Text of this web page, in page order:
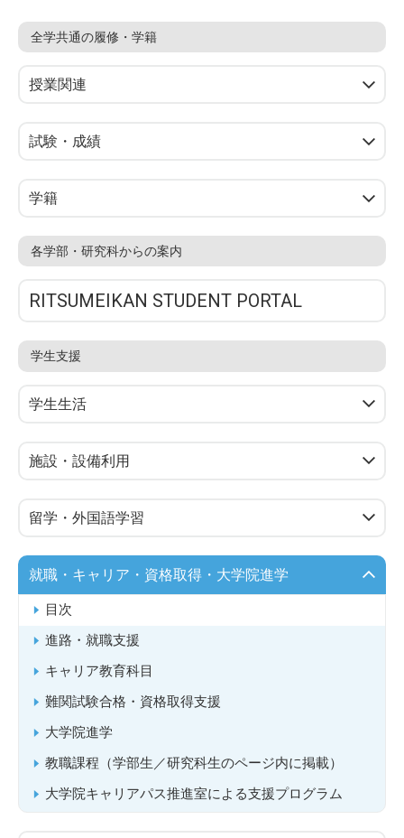
全学共通の履修・学籍
授業関連
試験・成績
学籍
各学部・研究科からの案内
RITSUMEIKAN STUDENT PORTAL
学生支援
学生生活
施設・設備利用
留学・外国語学習
就職・キャリア・資格取得・大学院進学
目次
進路・就職支援
キャリア教育科目
難関試験合格・資格取得支援
大学院進学
教職課程（学部生／研究科生のページ内に掲載）
大学院キャリアパス推進室による支援プログラム